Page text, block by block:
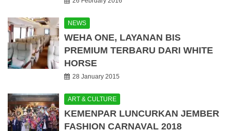
NEWS
WEHA ONE, LAYANAN BIS
PREMIUM TERBARU DARI WHITE
HORSE
28 January 2015
ART & CULTURE
KEMENPAR LUNCURKAN JEMBER
FASHION CARNAVAL 2018